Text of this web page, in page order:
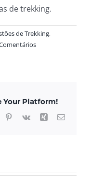
de trekking.
de Trekking,
Your Platform!
Pinterest
Vk Xing E-